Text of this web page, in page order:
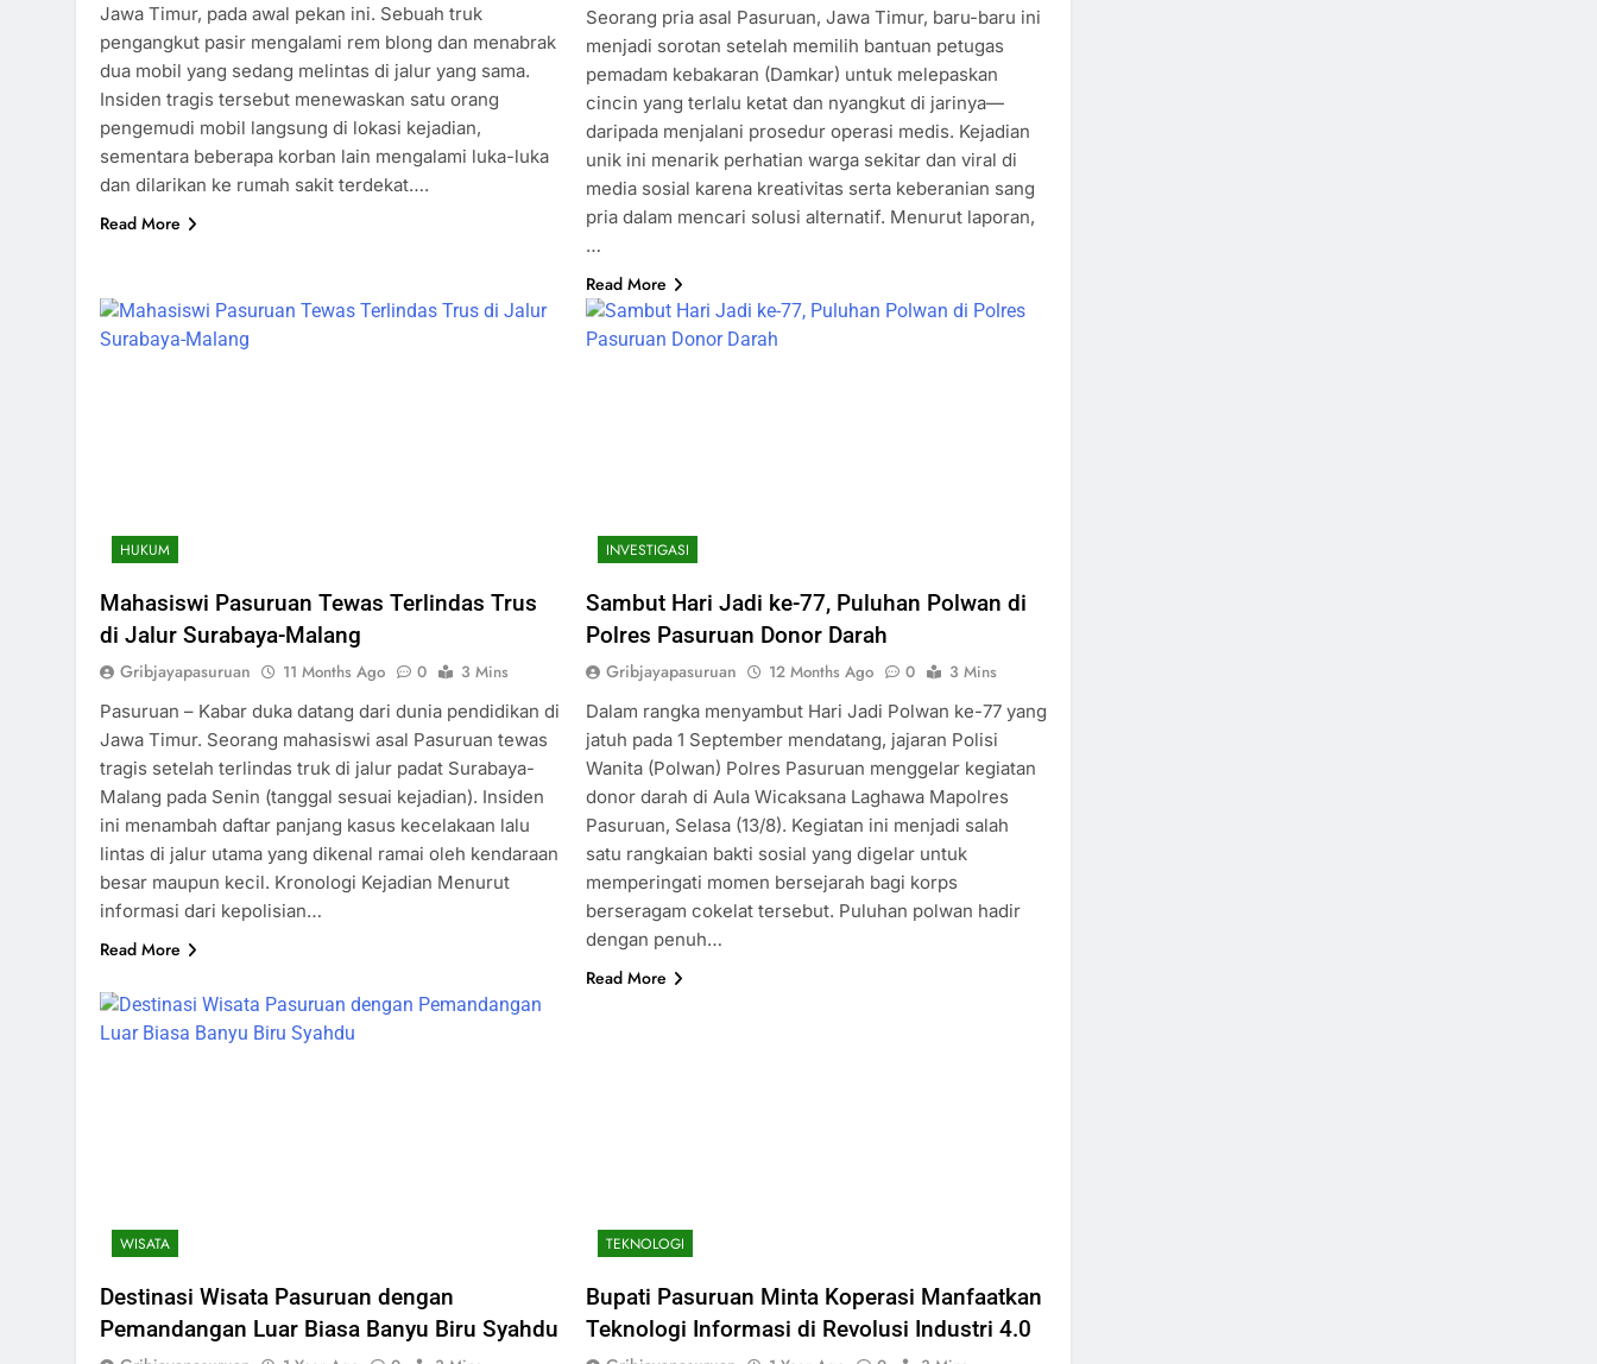
Jawa Timur, pada awal pekan ini. Sebuah truk
pengangkut pasir mengalami rem blong dan menabrak
dua mobil yang sedang melintas di jalur yang sama.
Insiden tragis tersebut menewaskan satu orang
pengemudi mobil langsung di lokasi kejadian,
sementara beberapa korban lain mengalami luka-luka
dan dilarikan ke rumah sakit terdekat….
Read More
Seorang pria asal Pasuruan, Jawa Timur, baru-baru ini
menjadi sorotan setelah memilih bantuan petugas
pemadam kebakaran (Damkar) untuk melepaskan
cincin yang terlalu ketat dan nyangkut di jarinya—
daripada menjalani prosedur operasi medis. Kejadian
unik ini menarik perhatian warga sekitar dan viral di
media sosial karena kreativitas serta keberanian sang
pria dalam mencari solusi alternatif. Menurut laporan,
…
Read More
HUKUM
Mahasiswi Pasuruan Tewas Terlindas Trus
di Jalur Surabaya-Malang
Gribjayapasuruan 11 Months Ago 0
3 Mins
Pasuruan – Kabar duka datang dari dunia pendidikan di
Jawa Timur. Seorang mahasiswi asal Pasuruan tewas
tragis setelah terlindas truk di jalur padat Surabaya-
Malang pada Senin (tanggal sesuai kejadian). Insiden
ini menambah daftar panjang kasus kecelakaan lalu
lintas di jalur utama yang dikenal ramai oleh kendaraan
besar maupun kecil. Kronologi Kejadian Menurut
informasi dari kepolisian…
Read More
INVESTIGASI
Sambut Hari Jadi ke-77, Puluhan Polwan di
Polres Pasuruan Donor Darah
Gribjayapasuruan 12 Months Ago 0
3 Mins
Dalam rangka menyambut Hari Jadi Polwan ke-77 yang
jatuh pada 1 September mendatang, jajaran Polisi
Wanita (Polwan) Polres Pasuruan menggelar kegiatan
donor darah di Aula Wicaksana Laghawa Mapolres
Pasuruan, Selasa (13/8). Kegiatan ini menjadi salah
satu rangkaian bakti sosial yang digelar untuk
memperingati momen bersejarah bagi korps
berseragam cokelat tersebut. Puluhan polwan hadir
dengan penuh…
Read More
WISATA
Destinasi Wisata Pasuruan dengan
Pemandangan Luar Biasa Banyu Biru Syahdu
TEKNOLOGI
Bupati Pasuruan Minta Koperasi Manfaatkan
Teknologi Informasi di Revolusi Industri 4.0